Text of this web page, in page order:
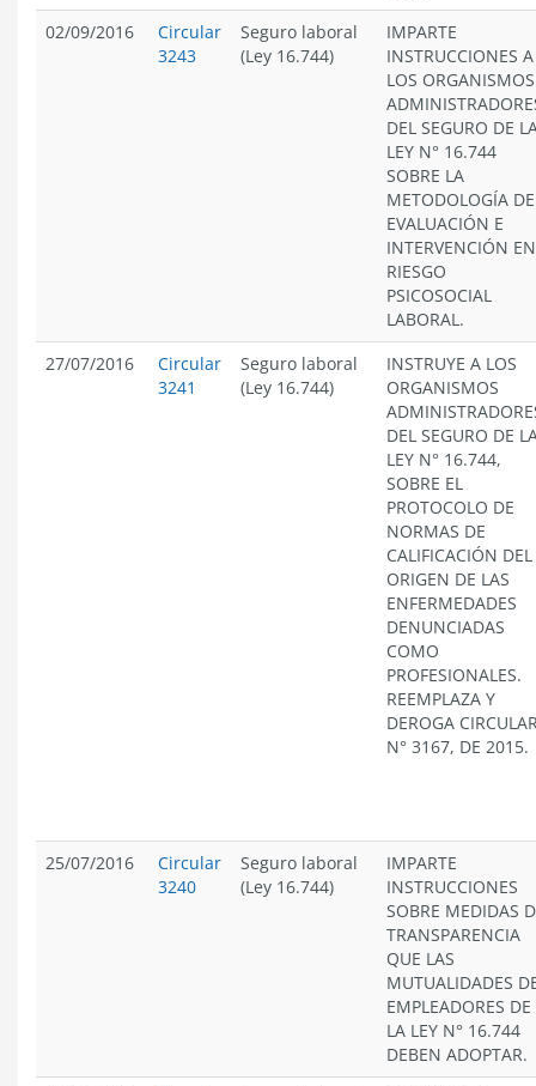
02/09/2016
Circular
3243
Seguro laboral
(Ley 16.744)
IMPARTE
INSTRUCCIONES A
LOS ORGANISMOS
DEL SEGURO DE
LEY N° 16.744
SOBRE LA
METODOLOGÍA DE
EVALUACIÓN E
INTERVENCIÓN EN
RIESGO
PSICOSOCIAL
LABORAL.
27/07/2016
Circular
3241
Seguro laboral
(Ley 16.744)
INSTRUYE A LOS
ORGANISMOS
DEL SEGURO DE
LEY N° 16.744,
SOBRE EL
PROTOCOLO DE
NORMAS DE
CALIFICACIÓN DEL
ORIGEN DE LAS
ENFERMEDADES
DENUNCIADAS
COMO
PROFESIONALES.
REEMPLAZA Y
DEROGA
N° 3167, DE 2015.
25/07/2016
Circular
3240
Seguro laboral
(Ley 16.744)
IMPARTE
INSTRUCCIONES
SOBRE MEDIDAS
TRANSPARENCIA
QUE LAS
MUTUALIDADES
EMPLEADORES DE
LA LEY N° 16.744
DEBEN ADOPTAR.